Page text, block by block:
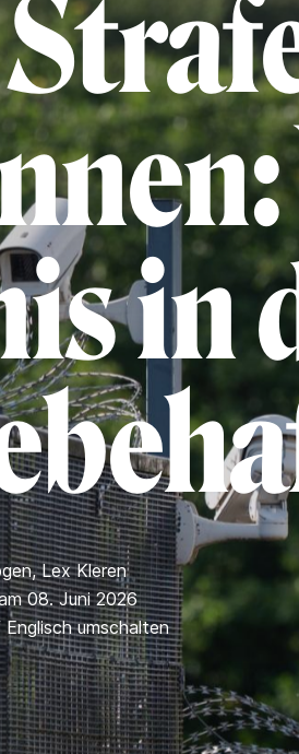
in
,Lex Kleren
08. Juni 2026
umschalten